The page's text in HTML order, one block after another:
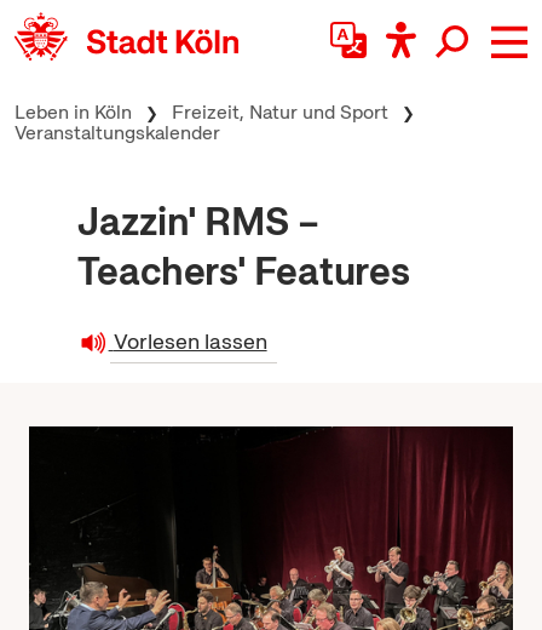
zum Inhalt springen
Leben in Köln
Freizeit, Natur und Sport
Veranstaltungskalender
Jazzin' RMS –
Teachers' Features
Vorlesen lassen